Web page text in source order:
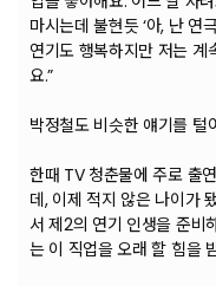
마시는데 불현듯 ‘아, 난 연
연기도 행복하지만 저는
요.”
박정철도 비슷한 얘기를 털
한때 TV 청춘물에 주로 출
데, 이제 적지 않은 나이가
서 제2의 연기 인생을 준비
는 이 직업을 오래 할 힘을